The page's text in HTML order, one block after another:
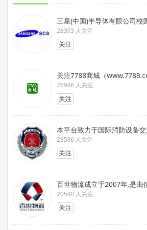
三星(中国)半导体有限公司校
28393 人关注
关注
关注7788商城（
26946 人关注
关注
本平台致力于国际消防设备
23586 人关注
关注
百世物流成立于2007年,是由
20590 人关注
关注